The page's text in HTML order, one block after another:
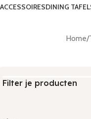
ACCESSOIRESDINING
Home/
Filter je producten